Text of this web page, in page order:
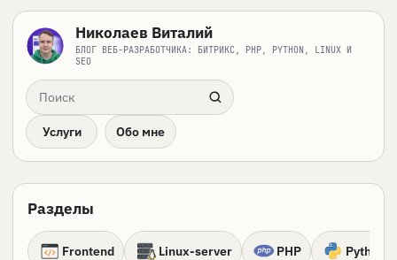
Николаев Виталий
БЛОГ ВЕБ-РАЗРАБОТЧИКА: БИТРИКС, PHP, PYTHON, LINUX И
SEO
Поиск по сайту
Услуги Обо мне
Разделы
Frontend Linux-server PHP Python